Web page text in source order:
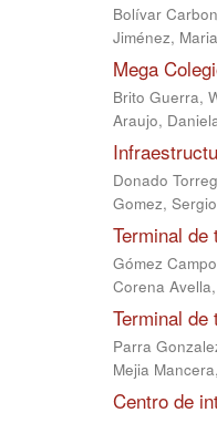
Bolívar
Jiménez,
Mega
Brito Guerra,
Araujo,
Donado
Gomez,
Terminal
Gómez
Corena
Terminal
Parra
Mejia
Centro de